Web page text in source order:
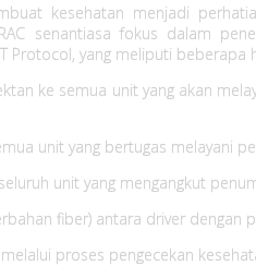
kesehatan menjadi
senantiasa fokus dalam
Protocol, yang meliputi beberapa
ke semua unit yang akan
unit yang bertugas melayani
unit yang mengangkut
fiber) antara driver dengan
proses pengecekan